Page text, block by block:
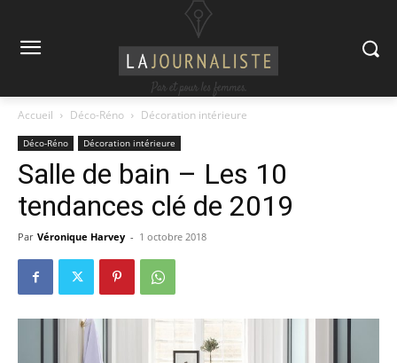
Accueil Déco-Réno Décoration intérieure
Déco-Réno Décoration intérieure
Salle de bain – Les 10
tendances clé de 2019
Par Véronique Harvey - 1 octobre 2018